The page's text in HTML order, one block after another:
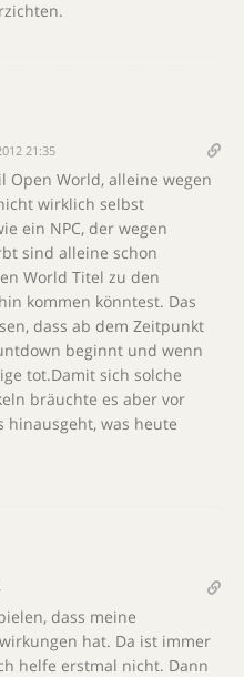
21:35
Open World, alleine wegen
wirklich selbst
ein NPC, der wegen
sind alleine schon
World Titel zu den
kommen könntest. Das
dass ab dem Zeitpunkt
beginnt und wenn
tot.Damit sich solche
bräuchte es aber vor
hinausgeht, was heute
dass meine
hat. Da ist immer
helfe erstmal nicht. Dann